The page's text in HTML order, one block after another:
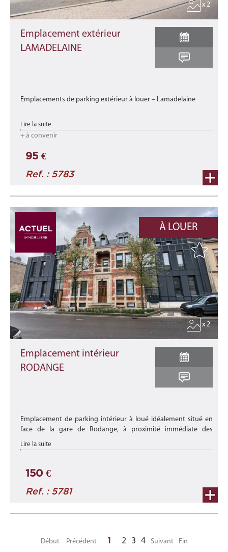
x 2
Emplacement extérieur
LAMADELAINE
Emplacements de parking extérieur à louer – Lamadelaine
Dans une résidence idéalement située à Lamadelaine, à
proximité immédiate des transports en commun
Ces places sécu ...
Lire la suite
+ à convenir
95 €
Ref. : 5783
À LOUER
x 2
Emplacement intérieur
RODANGE
Emplacement de parking intérieur à loué idéalement situé en
face de la gare de Rodange, à proximité immédiate des
commerces, des crèches, des transports en commun et de
toutes les commodités ...
Lire la suite
150 €
Ref. : 5781
Début Précédent 1 2 3 4 Suivant Fin